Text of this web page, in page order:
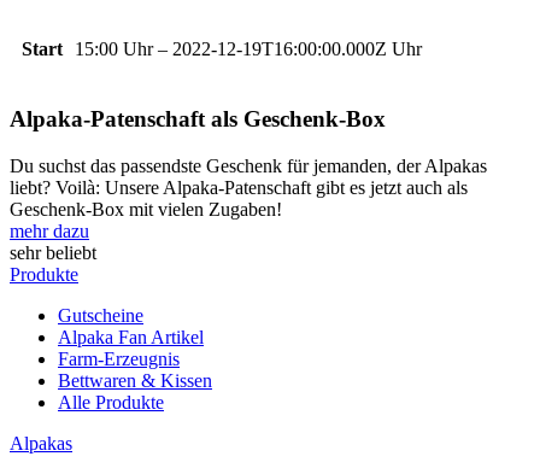
Start 15:00 Uhr – 2022-12-19T16:00:00.000Z Uhr
Alpaka-Patenschaft als Geschenk-Box
Du suchst das passendste Geschenk für jemanden, der Alpakas
liebt? Voilà: Unsere Alpaka-Patenschaft gibt es jetzt auch als
Geschenk-Box mit vielen Zugaben!
mehr dazu
sehr beliebt
Produkte
Gutscheine
Alpaka Fan Artikel
Farm-Erzeugnis
Bettwaren & Kissen
Alle Produkte
Alpakas